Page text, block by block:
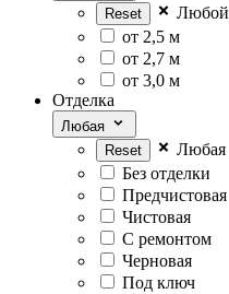
Любой
от 2,5 м
от 2,7 м
от 3,0 м
Отделка
Любая
Любая
Без отделки
Предчистовая
Чистовая
С ремонтом
Черновая
Под ключ